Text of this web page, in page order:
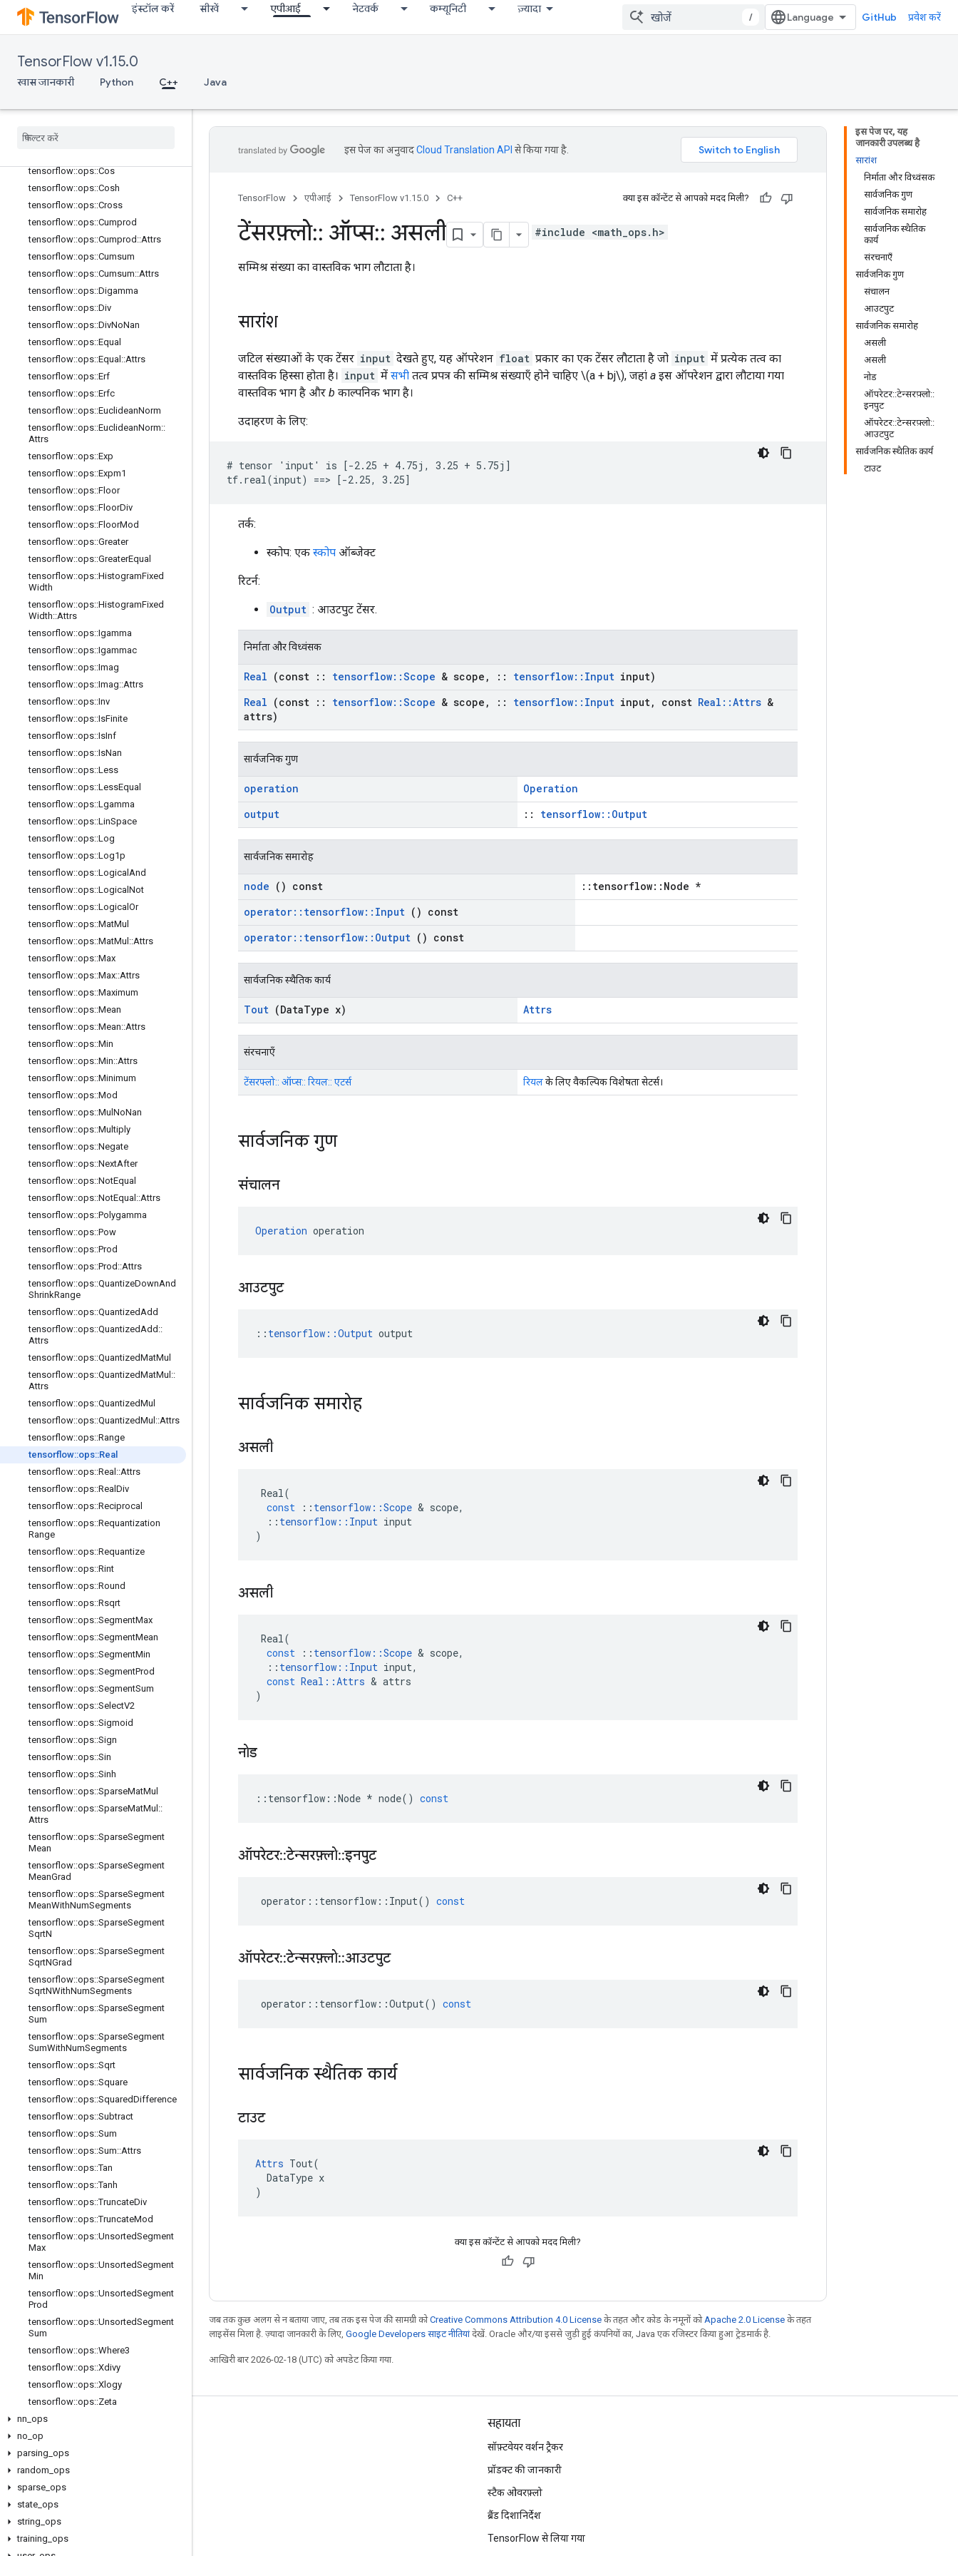
इंस्टॉल करें सीखें एपीआई नेटवर्क कम्यूनिटी ज़्यादा
/ GitHub प्रवेश करें
TensorFlow v1.15.0
खास जानकारी Python C++ Java
tensorflow::ops::Cast::Attrs
tensorflow::ops::Ceil
tensorflow::ops::CompareAndBitpac
k
tensorflow::ops::Complex
tensorflow
tensorflow::ops::Cos
tensorflow::ops::Cosh
tensorflow::ops::Cross
tensorflow::ops::Cumprod
tensorflow::ops::Cumprod ::Attrs
tensorflow::ops::Cumsum
tensorflow::ops::Cumsum::Attrs
tensorflow::ops::Digamma
tensorflow::ops::Div
tensorflow::ops::DivNoNan
tensorflow::ops::Equal
tensorflow::ops::Equal ::Attrs
tensorflow::ops::Erf
tensorflow::ops::Erfc
tensorflow::ops::EuclideanNorm
tensorflow::ops::EuclideanNorm::
Attrs
tensorflow::ops::Exp
tensorflow::ops::Expm1
tensorflow::ops::Floor
tensorflow::ops::FloorDiv
tensorflow::ops::FloorMod
tensorflow::ops::Greater
tensorflow::ops::GreaterEqual
tensorflow::ops::HistogramFixed
Width
tensorflow::ops::HistogramFixed
Width::Attrs
tensorflow::ops::Igamma
tensorflow::ops::Igammac
tensorflow::ops::Imag
tensorflow::ops::Imag::Attrs
tensorflow::ops::Inv
tensorflow::ops::IsFinite
tensorflow::ops::IsInf
tensorflow::ops::IsNan
tensorflow::ops::Less
tensorflow::ops::LessEqual
tensorflow::ops::Lgamma
tensorflow::ops::LinSpace
tensorflow::ops::Log
tensorflow::ops::Log1p
tensorflow::ops::Logical And
tensorflow::ops::Logical Not
tensorflow::ops::Logical Or
tensorflow::ops::MatMul
tensorflow::ops::MatMul ::Attrs
tensorflow::ops::Max
tensorflow::ops::Max::Attrs
tensorflow::ops::Maximum
tensorflow::ops::Mean
tensorflow::ops::Mean::Attrs
tensorflow::ops::Min
tensorflow::ops::Min::Attrs
tensorflow::ops::Minimum
tensorflow::ops::Mod
tensorflow::ops::Mul NoNan
tensorflow::ops::Multiply
tensorflow::ops::Negate
tensorflow::ops::NextAfter
tensorflow::ops::NotEqual
tensorflow::ops::NotEqual ::Attrs
tensorflow::ops::Polygamma
tensorflow::ops::Pow
tensorflow::ops::Prod
tensorflow::ops::Prod ::Attrs
tensorflow::ops::QuantizeDownAnd
ShrinkRange
tensorflow::ops::QuantizedAdd
tensorflow::ops::QuantizedAdd ::
Attrs
tensorflow::ops::QuantizedMatMul
tensorflow::ops::QuantizedMatMul ::
Attrs
tensorflow::ops::QuantizedMul
tensorflow::ops::QuantizedMul ::Attrs
tensorflow::ops::Range
tensorflow::ops::Real
tensorflow::ops::Real ::Attrs
tensorflow::ops::Real Div
tensorflow::ops::Reciprocal
tensorflow::ops::Requantization
Range
tensorflow::ops::Requantize
tensorflow::ops::Rint
tensorflow::ops::Round
tensorflow::ops::Rsqrt
tensorflow::ops::SegmentMax
tensorflow::ops::SegmentMean
tensorflow::ops::SegmentMin
tensorflow::ops::SegmentProd
tensorflow::ops::SegmentSum
tensorflow::ops::SelectV2
tensorflow::ops::Sigmoid
tensorflow::ops::Sign
tensorflow::ops::Sin
tensorflow::ops::Sinh
tensorflow::ops::SparseMatMul
tensorflow::ops::SparseMatMul ::
Attrs
tensorflow::ops::SparseSegment
Mean
tensorflow::ops::SparseSegment
MeanGrad
tensorflow::ops::SparseSegment
MeanWithNumSegments
tensorflow::ops::SparseSegment
SqrtN
tensorflow::ops::SparseSegment
SqrtNGrad
tensorflow::ops::SparseSegment
SqrtNWithNumSegments
tensorflow::ops::SparseSegment
Sum
tensorflow::ops::SparseSegment
SumWithNumSegments
tensorflow::ops::Sqrt
tensorflow::ops::Square
tensorflow::ops::SquaredDifference
tensorflow::ops::Subtract
tensorflow::ops::Sum
tensorflow::ops::Sum::Attrs
tensorflow::ops::Tan
tensorflow::ops::Tanh
tensorflow::ops::TruncateDiv
tensorflow::ops::TruncateMod
tensorflow::ops::UnsortedSegment
Max
tensorflow::ops::UnsortedSegment
Min
tensorflow::ops::UnsortedSegment
Prod
tensorflow::ops::UnsortedSegment
Sum
tensorflow::ops::Where3
tensorflow::ops::Xdivy
tensorflow::ops::Xlogy
tensorflow::ops::Zeta
nn ops
no op
parsing ops
random ops
sparse ops
state ops
string ops
training ops
इस पेज पर, यह
जानकारी उपलब्ध है
सारांश
निर्माता और विध्वंसक
सार्वजनिक गुण
सार्वजनिक समारोह
सार्वजनिक स्थैतिक
कार्य
संरचनाएँ
सार्वजनिक गुण
संचालन
आउटपुट
सार्वजनिक समारोह
असली
असली
नोड
ऑपरेटर::टेन्सरफ़्लो::
इनपुट
ऑपरेटर::टेन्सरफ़्लो::
आउटपुट
सार्वजनिक स्थैतिक कार्य
टाउट
इस पेज का अनुवादCloud Translation API से किया गया है.
TensorFlow एपीआई TensorFlow v1.15.0 C++ क्या इस कॉन्टेंट से आपको मदद मिली?
टेंसरफ़्लो:: ऑप्स:: असली #include <math_ops.h>
सम्मिश्र संख्या का वास्तविक भाग लौटाता है।
सारांश
जटिल संख्याओं के एक टेंसर input देखते हुए, यह ऑपरेशन float प्रकार का एक टेंसर लौटाता है जो input में प्रत्येक तत्व का
वास्तविक हिस्सा होता है। input में सभी तत्व प्रपत्र की सम्मिश्र संख्याएँ होने चाहिए \(a + bj\), जहां a इस ऑपरेशन द्वारा लौटाया गया
वास्तविक भाग है और b काल्पनिक भाग है।
उदाहरण के लिए:
# tensor 'input' is [-2.25 + 4.75j, 3.25 + 5.75j]
tf.real(input) ==> [-2.25, 3.25]
तर्क:
स्कोप: एक स्कोप ऑब्जेक्ट
रिटर्न:
Output : आउटपुट टेंसर.
निर्माता और विध्वंसक
Real (const :: tensorflow::Scope & scope , :: tensorflow:: Input input)
Real (const :: tensorflow::Scope & scope , :: tensorflow:: Input input, const Real ::Attrs &
attrs)
सार्वजनिक गुण
operation
Operation
output
:: tensorflow::Output
सार्वजनिक समारोह
node () const
::tensorflow::Node *
operator:: tensorflow:: Input () const
operator:: tensorflow:: Output () const
सार्वजनिक स्थैतिक कार्य
Tout (DataType x) Attrs
संरचनाएँ
टेंसरफ्लो:: ऑप्स:: रियल:: एटर्स रियलके लिए वैकल्पिक विशेषता सेटर्स।
सार्वजनिक गुण
संचालन
Operation operation
आउटपुट
:: tensorflow::Output output
सार्वजनिक समारोह
असली
Real(
const
:: tensorflow ::Scope & scope,
:: tensorflow :: Input input
)
असली
Real(
const
:: tensorflow ::Scope & scope,
:: tensorflow :: Input input,
const Real ::Attrs & attrs
)
नोड
:: tensorflow ::Node * node() const
ऑपरेटर::टेन्सरफ़्लो::इनपुट
operator :: tensorflow :: Input() const
ऑपरेटर::टेन्सरफ़्लो::आउटपुट
operator :: tensorflow ::Output() const
सार्वजनिक स्थैतिक कार्य
टाउट
Attrs Tout(
  DataType x
)
क्या इस कॉन्टेंट से आपको मदद मिली?
जब तक कुछ अलग से न बताया जाए, तब तक इस पेज की सामग्री कोCreative Commons Attribution 4.0 License के तहत और कोड के नमूनों को Apache 2.0 License के तहत
लाइसेंस मिला है. ज़्यादा जानकारी के लिए, Google Developers साइट नीतियांदेखें. Oracle और/या इससे जुड़ी हुई कंपनियों का, Java एक रजिस्टर किया हुआ ट्रेडमार्क है.
आखिरी बार 2026-02-18 (UTC) को अपडेट किया गया.
जुड़े रहें
फ़ोरम
GitHub
YouTube
सहायता
सॉफ़्टवेयर वर्शन ट्रैकर
प्रॉडक्ट की जानकारी
स्टैक ओवरफ़्लो
ब्रैंड दिशानिर्देश
TensorFlow से लिया गया